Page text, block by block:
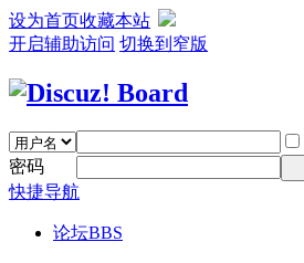
设为首页收藏本站
开启辅助访问 切换到窄版
密码
快捷导航
论坛BBS